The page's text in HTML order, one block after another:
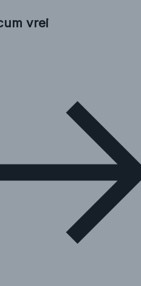
vrei